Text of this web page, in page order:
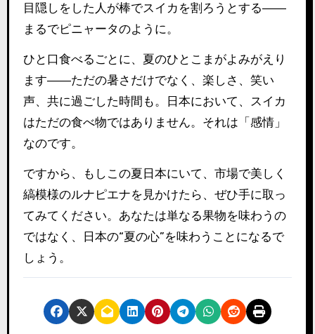
目隠しをした人が棒でスイカを割ろうとする――
まるでピニャータのように。
ひと口食べるごとに、夏のひとこまがよみがえり
ます――ただの暑さだけでなく、楽しさ、笑い
声、共に過ごした時間も。日本において、スイカ
はただの食べ物ではありません。それは「感情」
なのです。
ですから、もしこの夏日本にいて、市場で美しく
縞模様のルナピエナを見かけたら、ぜひ手に取っ
てみてください。あなたは単なる果物を味わうの
ではなく、日本の“夏の心”を味わうことになるで
しょう。